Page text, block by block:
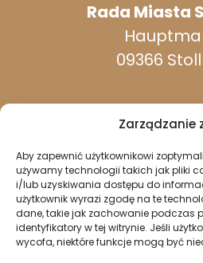
Zarządzanie
Aby zapewnić użytkownikowi
używamy technologii takich jak pliki
i/lub uzyskiwania dostępu do
użytkownik wyrazi zgodę na te
dane, takie jak zachowanie podczas
identyfikatory w tej witrynie. Jeśli
wycofa, niektóre funkcje mogą być
Rada Miasta
09366
dostępny w dni